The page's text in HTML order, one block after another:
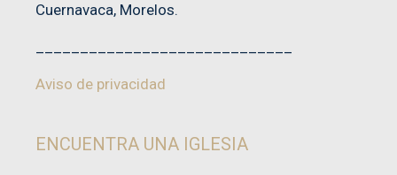
Cuernavaca, Morelos.
Aviso de privacidad
ENCUENTRA UNA IGLESIA